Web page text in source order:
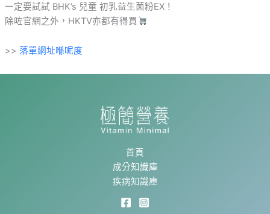
一定要試試 BHK’s 兒童 初乳益生菌粉EX！
除咗官網之外，HKTV亦都有得買
>> 落單網址喺呢度
首頁
成分知識庫
疾病知識庫